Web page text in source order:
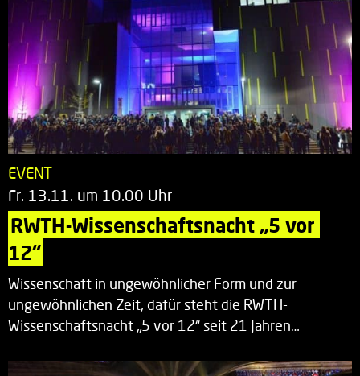
EVENT
Fr. 13.11. um 10.00 Uhr
RWTH-Wissenschaftsnacht „5 vor
12“
Wissenschaft in ungewöhnlicher Form und zur
ungewöhnlichen Zeit, dafür steht die RWTH-
Wissenschaftsnacht „5 vor 12“ seit 21 Jahren…